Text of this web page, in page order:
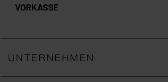
UNTERNEHMEN